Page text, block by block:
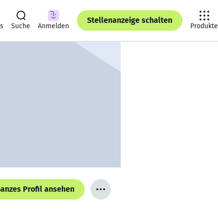
Suche Anmelden
Stellenanzeige schalten
Produkte
Profil ansehen